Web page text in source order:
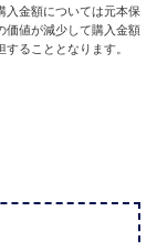
入金額については元本保
価値が減少して購入金額
ることとなります。